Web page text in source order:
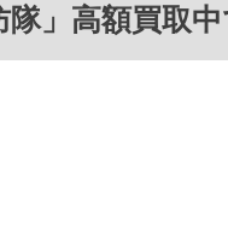
隊」高額買取